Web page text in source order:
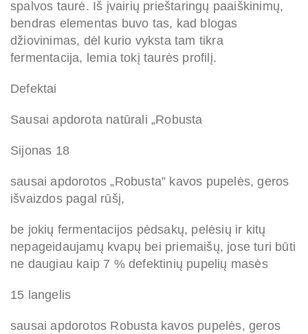
spalvos taurė. Iš įvairių prieštaringų paaiškinimų,
bendras elementas buvo tas, kad blogas
džiovinimas, dėl kurio vyksta tam tikra
fermentacija, lemia tokį taurės profilį.
Defektai
Sausai apdorota natūrali „Robusta
Sijonas 18
sausai apdorotos „Robusta” kavos pupelės, geros
išvaizdos pagal rūšį,
be jokių fermentacijos pėdsakų, pelėsių ir kitų
nepageidaujamų kvapų bei priemaišų, jose turi būti
ne daugiau kaip 7 % defektinių pupelių masės
15 langelis
sausai apdorotos Robusta kavos pupelės, geros